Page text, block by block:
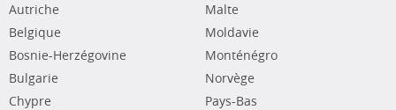
Autriche
Belgique
Bosnie-Herzégovine
Bulgarie
Chypre
Malte
Moldavie
Monténégro
Norvège
Pays-Bas